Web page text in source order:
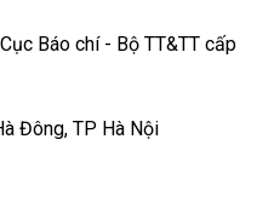
Báo chí - Bộ TT&TT cấp
Đông, TP Hà Nội